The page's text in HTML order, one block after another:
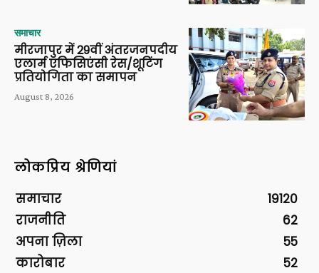
समाचार
मीरजापुर में 29वीं अंतरजनपदीय
एलार्म एफिसिएंसी रेस/शूटिंग
प्रतियोगिता का समापन
August 8, 2026
लोकप्रिय श्रेणियां
समाचार
19120
राजनीति
62
अपना ज़िला
55
कारोबार
52